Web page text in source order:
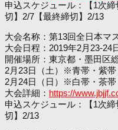
申込スケジュール：【1次
切】2/7【最終締切】2/13
大会名称：第13回全日本マ
大会日程：2019年2月23-24
開催場所：東京都・墨田区
2月23日（土）※青帯・紫
2月24日（日）※白帯・茶
大会詳細： https://
申込スケジュール：【1次
切】2/13